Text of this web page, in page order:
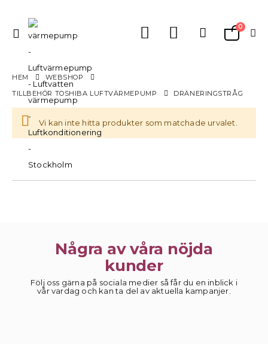
Växla
Varukorg
0
HEM
WEBSHOP
TILLBEHÖR TOSHIBA LUFTVÄRMEPUMP
DRÄNERINGSTRÅG
Vi kan inte hitta produkter som matchade urvalet.
Några av våra nöjda
kunder
Följ oss gärna på sociala medier så får du en inblick i
vår vardag och kan ta del av aktuella kampanjer.